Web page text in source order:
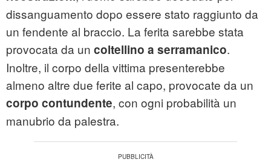
dissanguamento dopo essere stato raggiunto da
un fendente al braccio. La ferita sarebbe stata
provocata da un coltellino a serramanico.
Inoltre, il corpo della vittima presenterebbe
almeno altre due ferite al capo, provocate da un
corpo contundente, con ogni probabilità un
manubrio da palestra.